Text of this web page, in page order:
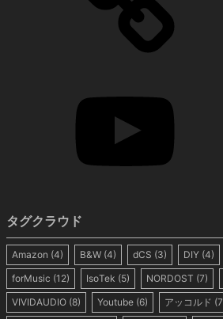
タグクラウド
Amazon (4) B&W (4) dCS (3) DIY (4)
forMusic (12) IsoTek (5) NORDOST (7)
VIVIDAUDIO (8) Youtube (6) アッコルド